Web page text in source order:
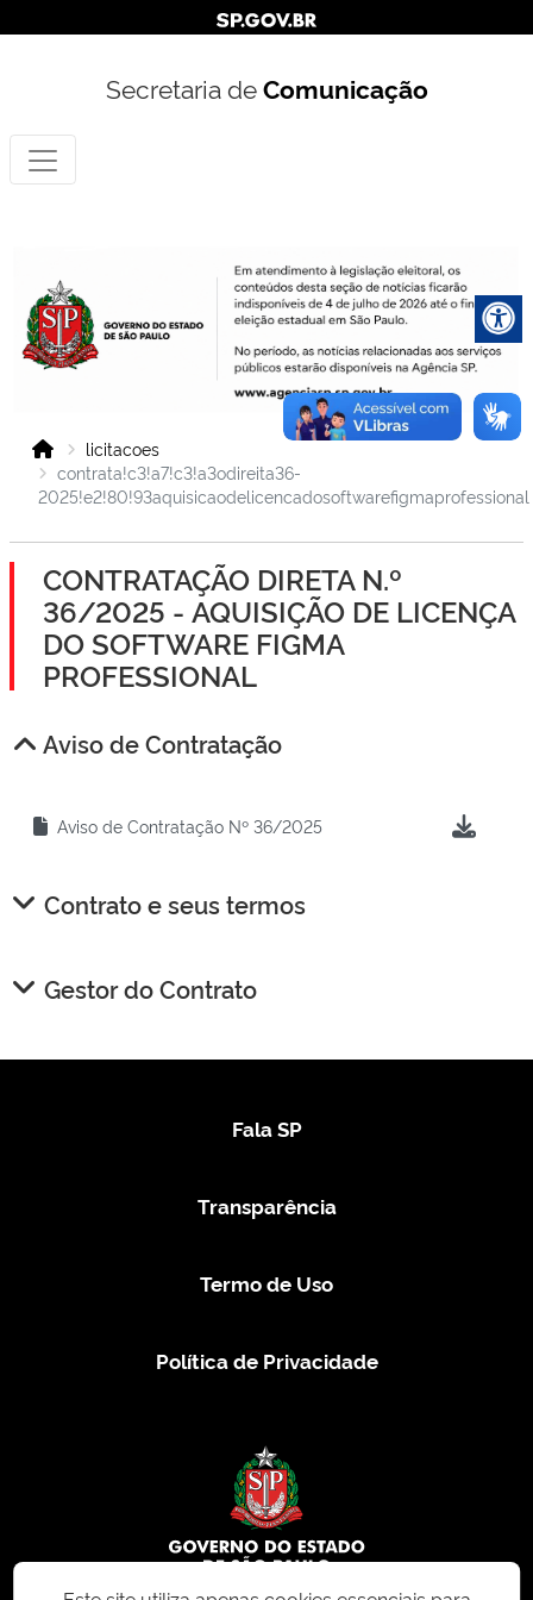
Secretaria deComunicação
licitacoes
contrata!c3!a7!c3!a3odireita36-
2025!e2!80!93aquisicaodelicencadosoftwarefigmaprofessional
CONTRATAÇÃO DIRETA N.º
36/2025 - AQUISIÇÃO DE LICENÇA
DO SOFTWARE FIGMA
PROFESSIONAL
Aviso de Contratação
Aviso de Contratação Nº 36/2025
Contrato e seus termos
Gestor do Contrato
Fala SP
Transparência
Termo de Uso
Política de Privacidade